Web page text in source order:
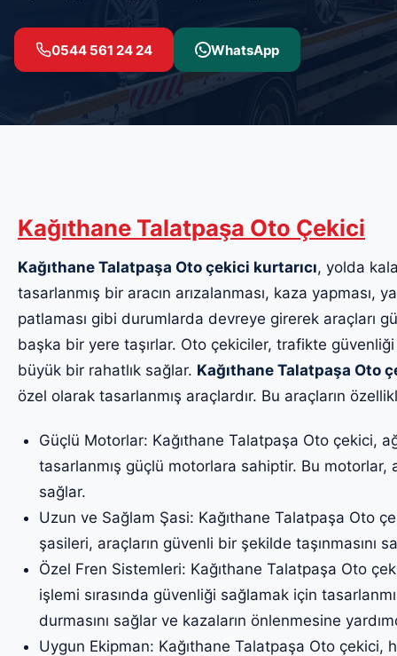
0544 561 24 24 WhatsApp
Kağıthane Talatpaşa Oto Çekici
Kağıthane Talatpaşa Oto çekici kurtarıcı, yolda
tasarlanmış bir aracın arızalanması, kaza yapması,
patlaması gibi durumlarda devreye girerek araçları
başka bir yere taşırlar. Oto çekiciler, trafikte
büyük bir rahatlık sağlar. Kağıthane Talatpaşa Oto
özel olarak tasarlanmış araçlardır. Bu araçların
Güçlü Motorlar: Kağıthane Talatpaşa Oto çekici,
tasarlanmış güçlü motorlara sahiptir. Bu motorlar,
sağlar.
Uzun ve Sağlam Şasi: Kağıthane Talatpaşa Oto
şasileri, araçların güvenli bir şekilde taşınmasını
Özel Fren Sistemleri: Kağıthane Talatpaşa Oto
işlemi sırasında güvenliği sağlamak için
durmasını sağlar ve kazaların önlenmesine
Uygun Ekipman: Kağıthane Talatpaşa Oto çekici,